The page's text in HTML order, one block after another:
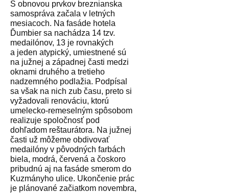
S obnovou prvkov breznianska
samospráva začala v letných
mesiacoch. Na fasáde hotela
Ďumbier sa nachádza 14 tzv.
medailónov, 13 je rovnakých
a jeden atypický, umiestnené sú
na južnej a západnej časti medzi
oknami druhého a tretieho
nadzemného podlažia. Podpísal
sa však na nich zub času, preto si
vyžadovali renováciu, ktorú
umelecko-remeselným spôsobom
realizuje spoločnosť pod
dohľadom reštaurátora. Na južnej
časti už môžeme obdivovať
medailóny v pôvodných farbách
biela, modrá, červená a čoskoro
pribudnú aj na fasáde smerom do
Kuzmányho ulice. Ukončenie prác
je plánované začiatkom novembra,